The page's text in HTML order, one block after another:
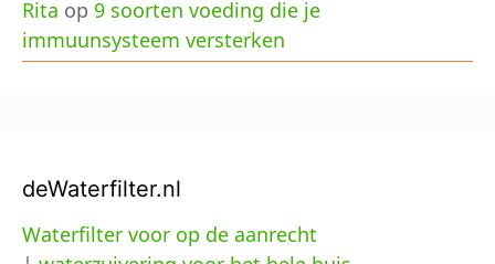
Rita op 9 soorten voeding die je
immuunsysteem versterken
deWaterfilter.nl
Waterfilter voor op de aanrecht